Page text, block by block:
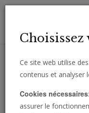
importantes directement
Choisissez
Ce site web utilise
contenus et analyser
Cookies nécessaires
assurer le